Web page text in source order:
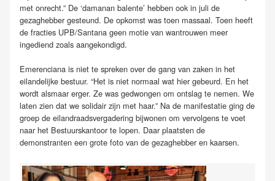
met onrecht.” De ‘damanan balente’ hebben ook in juli de
gezaghebber gesteund. De opkomst was toen massaal. Toen heeft
de fracties UPB/Santana geen motie van wantrouwen meer
ingediend zoals aangekondigd.
Emerenciana is niet te spreken over de gang van zaken in het
eilandelijke bestuur. “Het is niet normaal wat hier gebeurd. En het
wordt alsmaar erger. Ze was gedwongen om ontslag te nemen. We
laten zien dat we solidair zijn met haar.” Na de manifestatie ging de
groep de eilandraadsvergadering bijwonen om vervolgens te voet
naar het Bestuurskantoor te lopen. Daar plaatsten de
demonstranten een grote foto van de gezaghebber en kaarsen.